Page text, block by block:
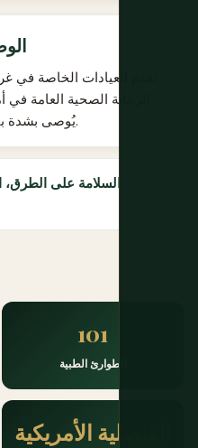
تقدم العيادات الخاصة في
الرعاية الصحية العامة
يُوصى بشدة بالتأمين الشامل مع تغطية الإخلاء.
السلامة على الطرق،
101
الطوارئ الطبية
القنصلية الأمريكية